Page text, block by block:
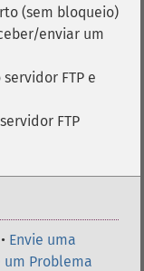
(sem bloqueio)
enviar um
FTP e
FTP
• Envie uma
um Problema